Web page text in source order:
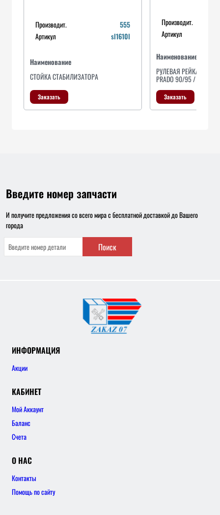
Производит.
555
Артикул
sl1610l
Наименование
СТОЙКА СТАБИЛИЗАТОРА
Заказать
Производит.
Артикул
Наименование
РУЛЕВАЯ РЕЙКА
PRADO 90/95 / 4
Заказать
Введите номер запчасти
И получите предложения со всего мира с бесплатной доставкой до Вашего
города
Поиск
ИНФОРМАЦИЯ
Акции
КАБИНЕТ
Мой Аккаунт
Баланс
Счета
О НАС
Контакты
Помощь по сайту